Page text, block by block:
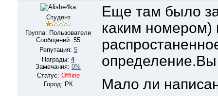
Студент
Группа: Пользователи
Сообщений: 55
Репутация: 5
Награды: 4
Замечания: 0%
Статус: Offline
Город: РК
Еще там было
каким номером)
Мало ли